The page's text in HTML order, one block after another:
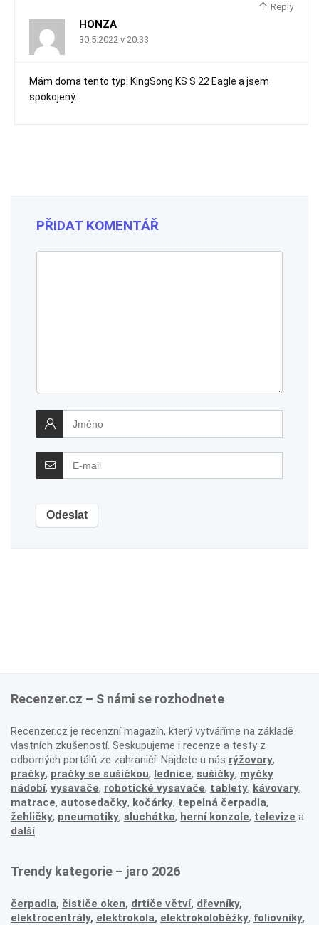
Reply
HONZA
30.5.2022 v 20:33
Mám doma tento typ: KingSong KS S 22 Eagle a jsem
spokojený.
PŘIDAT KOMENTÁŘ
Recenzer.cz – S námi se rozhodnete
Recenzer.cz je recenzní magazín, který vytváříme na základě
vlastních zkušeností. Seskupujeme i recenze a testy z
odborných portálů ze zahraničí. Najdete u nás rýžovary,
pračky, pračky se sušičkou, lednice, sušičky, myčky
nádobí, vysavače, robotické vysavače, tablety, kávovary,
matrace, autosedačky, kočárky, tepelná čerpadla,
žehličky, pneumatiky, sluchátka, herní konzole, televize a
další.
Trendy kategorie – jaro 2026
čerpadla, čističe oken, drtiče větví, dřevníky,
elektrocentrály, elektrokola, elektrokoloběžky, foliovníky,